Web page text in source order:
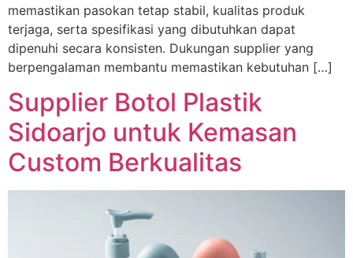
memastikan pasokan tetap stabil, kualitas produk
terjaga, serta spesifikasi yang dibutuhkan dapat
dipenuhi secara konsisten. Dukungan supplier yang
berpengalaman membantu memastikan kebutuhan […]
Supplier Botol Plastik
Sidoarjo untuk Kemasan
Custom Berkualitas